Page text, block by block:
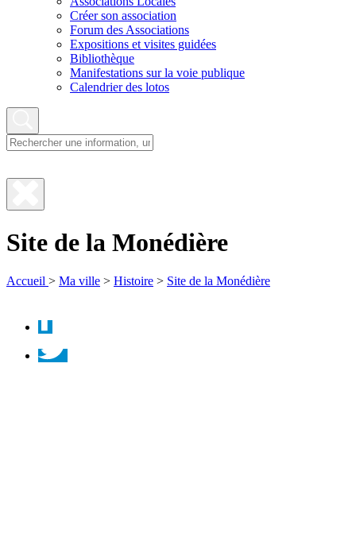
Créer son association
Forum des Associations
Expositions et visites guidées
Bibliothèque
Manifestations sur la voie publique
Calendrier des lotos
Fermer
recherche
Site de la Monédière
Accueil > Ma ville > Histoire > Site de la Monédière